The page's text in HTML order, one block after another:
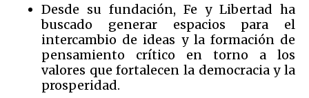
Desde su fundación, Fe y Libertad ha
buscado generar espacios para el
intercambio de ideas y la formación de
pensamiento crítico en torno a los
valores que fortalecen la democracia y la
prosperidad.